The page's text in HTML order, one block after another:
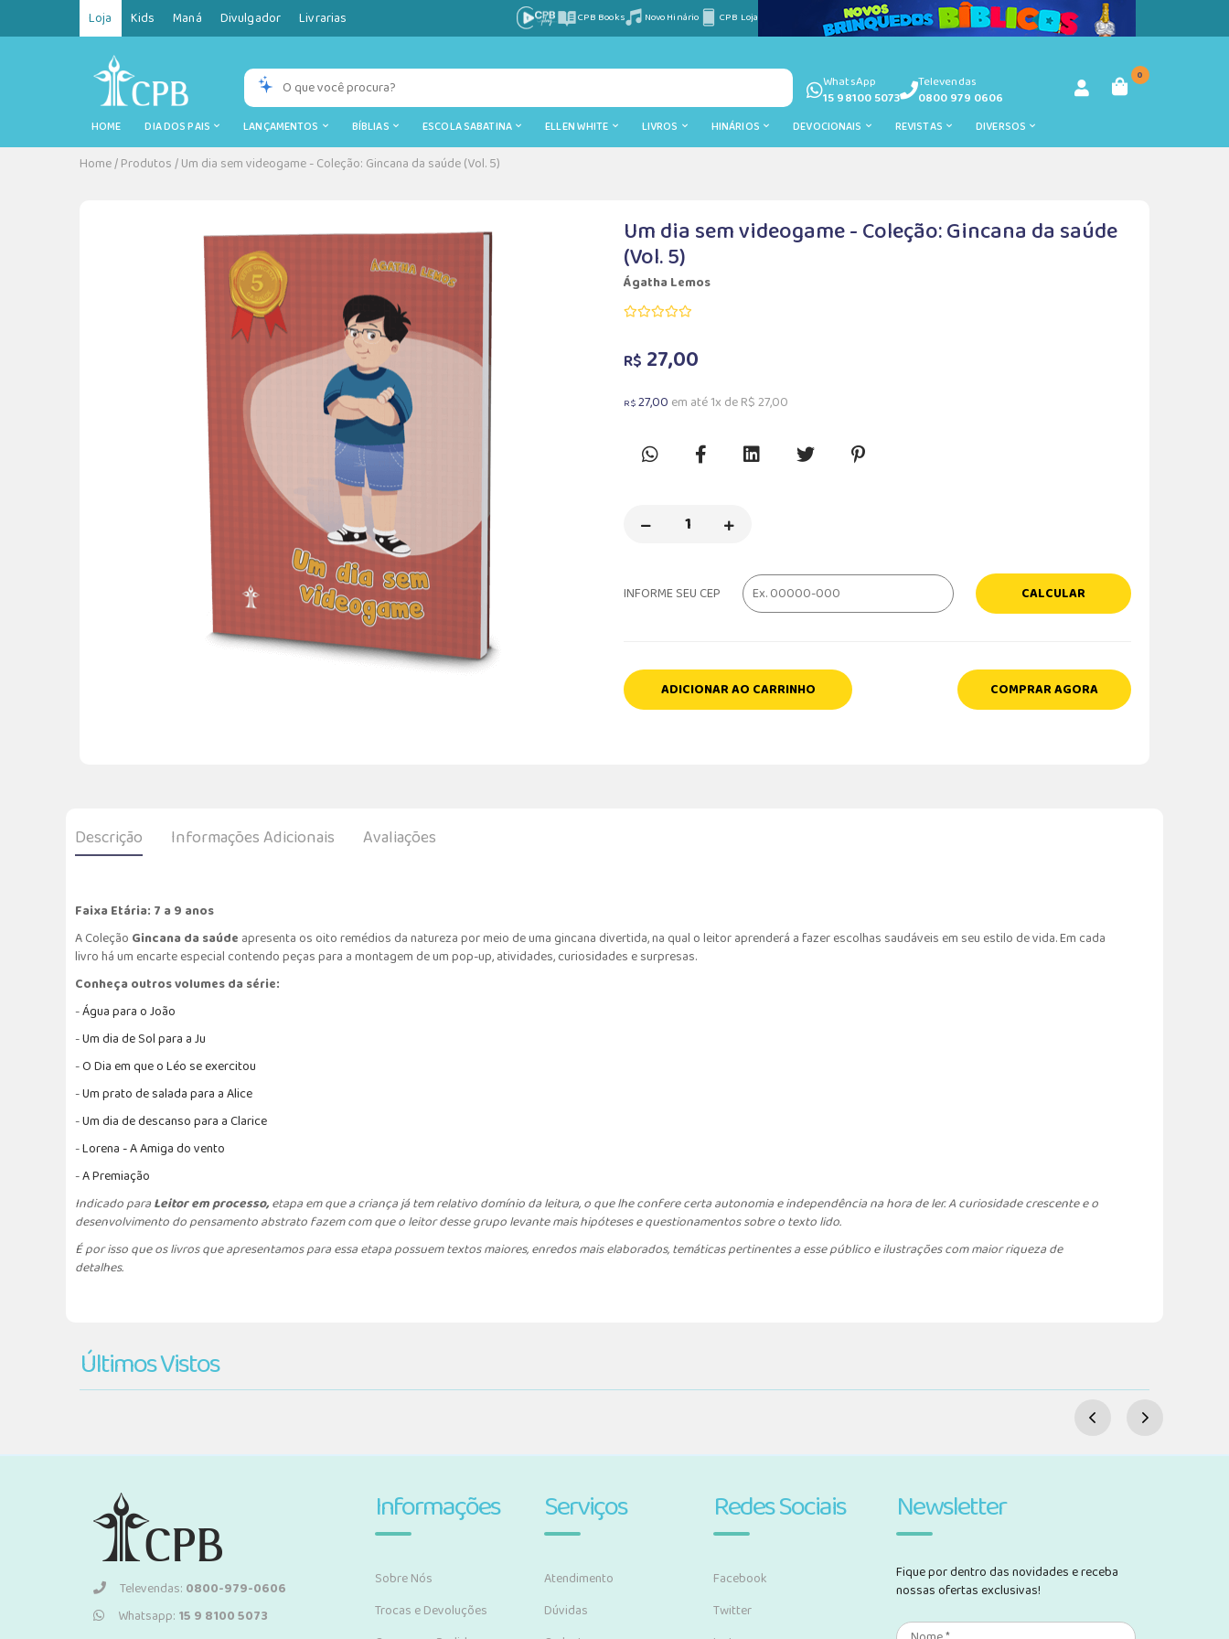
Loja Kids Maná Divulgador Livrarias CPB Books Novo Hinário CPB Loja
WhatsApp
15 98100 5073
Televendas
0800 979 0606
0
HOME DIA DOS PAIS LANÇAMENTOS BÍBLIAS ESCOLA SABATINA ELLEN WHITE LIVROS HINÁRIOS DEVOCIONAIS REVISTAS DIVERSOS
Home/Produtos/Um dia sem videogame - Coleção: Gincana da saúde (Vol. 5)
Um dia sem videogame - Coleção: Gincana da saúde
(Vol. 5)
Ágatha Lemos
R$ 27,00
R$27,00 em até 1x de R$ 27,00
INFORME SEU CEP CALCULAR
ADICIONAR AO CARRINHO COMPRAR AGORA
Descrição Informações Adicionais Avaliações
Faixa Etária: 7 a 9 anos
A Coleção Gincana da saúde apresenta os oito remédios da natureza por meio de uma gincana divertida, na qual o leitor aprenderá a fazer escolhas saudáveis em seu estilo de vida. Em cada
livro há um encarte especial contendo peças para a montagem de um pop-up, atividades, curiosidades e surpresas.
Conheça outros volumes da série:
-Água para o João
-Um dia de Sol para a Ju
-ODia em que o Léo se exercitou
-Um prato de salada para a Alice
-Um dia de descanso para a Clarice
-Lorena - A Amiga do vento
-A Premiação
Indicado paraLeitor em processo,etapa em que a criança já tem relativo domínio da leitura, o que lhe confere certa autonomia e independência na hora de ler. A curiosidade crescente e o
desenvolvimento do pensamento abstrato fazem com que o leitor desse grupo levante mais hipóteses e questionamentos sobre o texto lido.
É por isso que os livros que apresentamos para essa etapa possuem textos maiores, enredos mais elaborados, temáticas pertinentes a esse público e ilustrações com maior riqueza de
detalhes.
Últimos Vistos
Televendas: 0800-979-0606
Whatsapp: 15 9 8100 5073
Informações
Sobre Nós
Trocas e Devoluções
Serviços
Atendimento
Dúvidas
Redes Sociais
Facebook
Twitter
Newsletter
Fique por dentro das novidades e receba
nossas ofertas exclusivas!